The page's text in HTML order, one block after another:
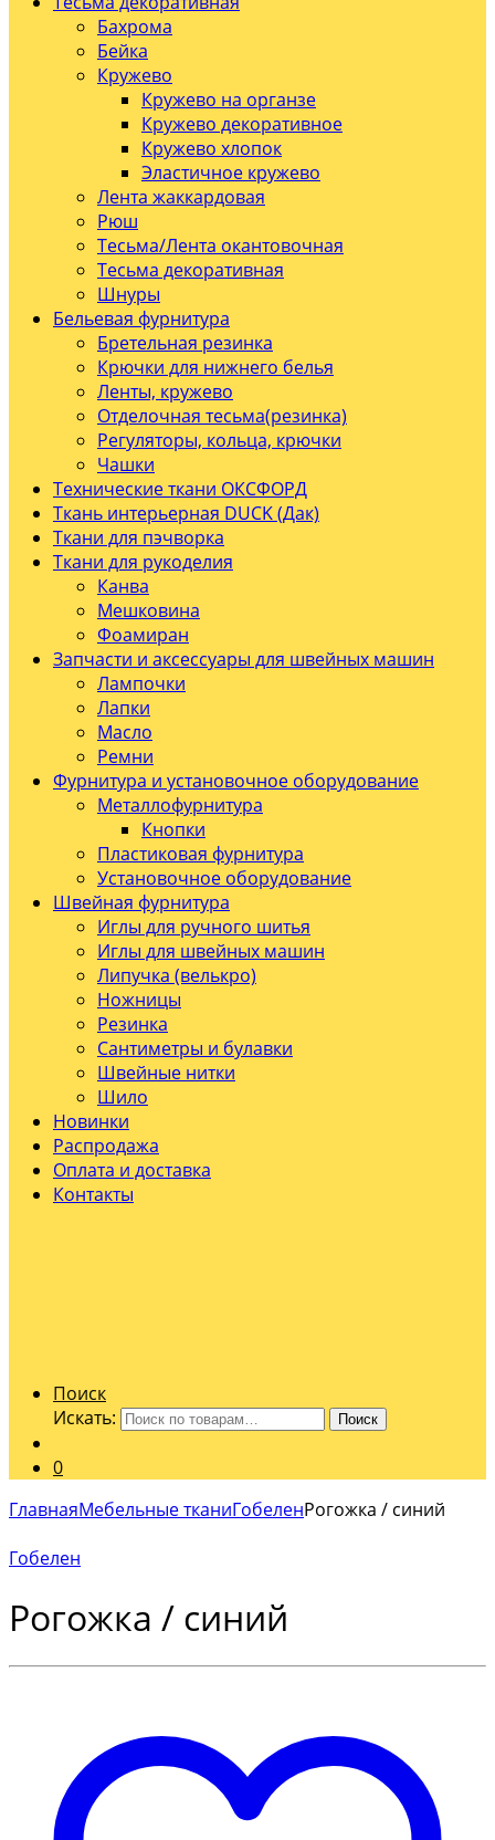
Бахрома
Бейка
Кружево
Кружево на органзе
Кружево декоративное
Кружево хлопок
Эластичное кружево
Лента жаккардовая
Рюш
Тесьма/Лента окантовочная
Тесьма декоративная
Шнуры
Бельевая фурнитура
Бретельная резинка
Крючки для нижнего белья
Ленты, кружево
Отделочная тесьма(резинка)
Регуляторы, кольца, крючки
Чашки
Технические ткани ОКСФОРД
Ткань интерьерная DUCK (Дак)
Ткани для пэчворка
Ткани для рукоделия
Канва
Мешковина
Фоамиран
Запчасти и аксессуары для швейных машин
Лампочки
Лапки
Масло
Ремни
Фурнитура и установочное оборудование
Металлофурнитура
Кнопки
Пластиковая фурнитура
Установочное оборудование
Швейная фурнитура
Иглы для ручного шитья
Иглы для швейных машин
Липучка (велькро)
Ножницы
Резинка
Сантиметры и булавки
Швейные нитки
Шило
Новинки
Распродажа
Оплата и доставка
Контакты
Поиск
Искать:
Поиск
0
ГлавнаяМебельные тканиГобеленРогожка / синий
Гобелен
Рогожка / синий